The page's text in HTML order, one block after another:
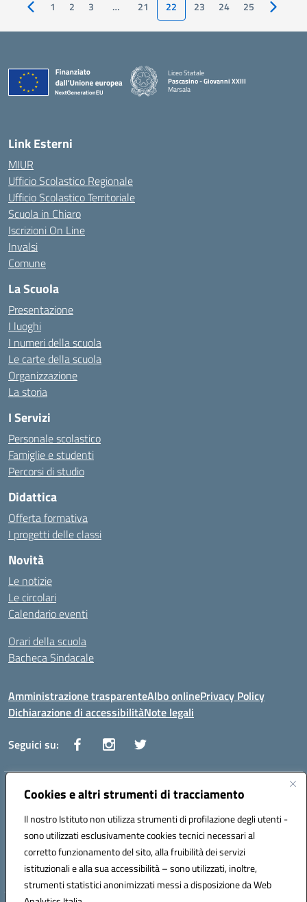
Cookies e altri strumenti di tracciamento
Il nostro Istituto non utilizza strumenti di profilazione degli utenti -
sono utilizzati esclusivamente cookies tecnici necessari al
corretto funzionamento del sito, alla fruibilità dei servizi
istituzionali e alla sua accessibilità – sono utilizzati, inoltre,
strumenti statistici anonimizzati messi a disposizione da Web
Pagina precedente
1 2 3 … 21 22 23 24 25 Pagina
Liceo Statale
Pascasino - Giovanni XXIII
Marsala
Link Esterni
MIUR
Ufficio Scolastico Regionale
Ufficio Scolastico Territoriale
Scuola in Chiaro
Iscrizioni On Line
Invalsi
Comune
La Scuola
Presentazione
I luoghi
I numeri della scuola
Le carte della scuola
Organizzazione
La storia
I Servizi
Personale scolastico
Famiglie e studenti
Percorsi di studio
Didattica
Offerta formativa
I progetti delle classi
Novità
Le notizie
Le circolari
Calendario eventi
Orari della scuola
Bacheca Sindacale
Amministrazione trasparenteAlbo onlinePrivacy Policy
Dichiarazione di accessibilitàNote legali
Seguici su:
Indirizzo:Via Vaccari n.5 e Via Falcone n.20 - 91025 Marsala
Posta elettronica certificata (PEC):tppm03000q@pec.istruzione.it
Codice fiscale: 82004490817
Codice meccanografico: TPPM03000Q